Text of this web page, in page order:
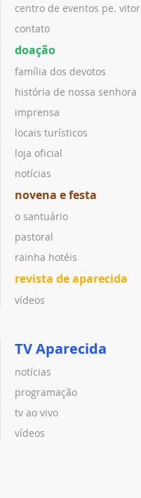
centro de eventos pe. vitor
contato
doação
família dos devotos
história de nossa senhora
imprensa
locais turísticos
loja oficial
notícias
novena e festa
o santuário
pastoral
rainha hotéis
revista de aparecida
vídeos
TV Aparecida
notícias
programação
tv ao vivo
vídeos